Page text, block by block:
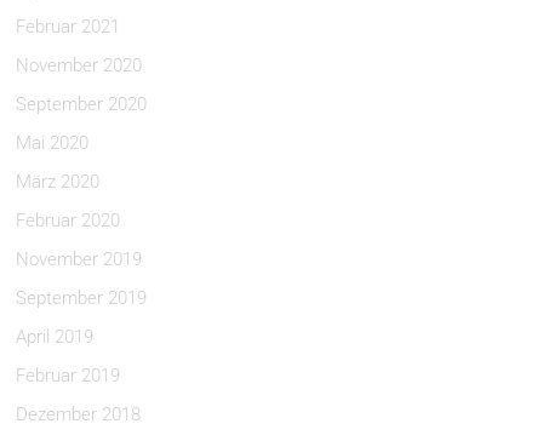
Februar 2021
November 2020
September 2020
Mai 2020
März 2020
Februar 2020
November 2019
September 2019
April 2019
Februar 2019
Dezember 2018